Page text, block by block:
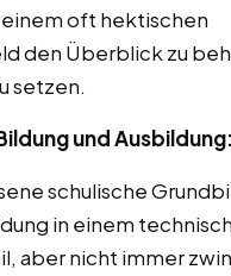
oft hektischen
den Überblick zu
setzen.
und Ausbildung:
schulische
in einem
aber nicht immer